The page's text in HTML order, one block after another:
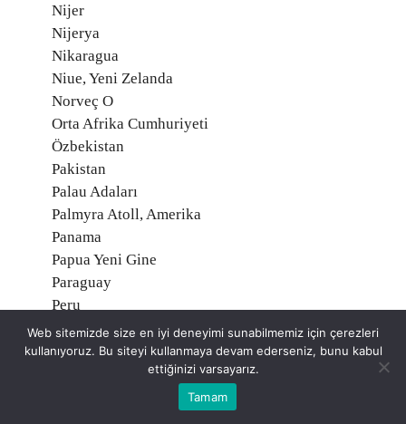
Nijer
Nijerya
Nikaragua
Niue, Yeni Zelanda
Norveç O
Orta Afrika Cumhuriyeti
Özbekistan
Pakistan
Palau Adaları
Palmyra Atoll, Amerika
Panama
Papua Yeni Gine
Paraguay
Peru
Polonya
Portekiz
Porto Riko, Amerika
Web sitemizde size en iyi deneyimi sunabilmemiz için çerezleri
kullanıyoruz. Bu siteyi kullanmaya devam ederseniz, bunu kabul
ettiğinizi varsayarız.
Tamam